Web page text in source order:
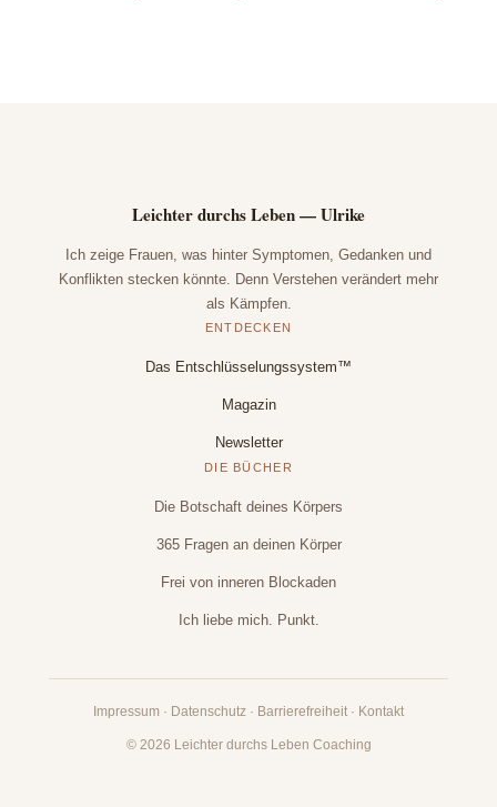
Leichter durchs Leben — Ulrike
Ich zeige Frauen, was hinter Symptomen, Gedanken und
Konflikten stecken könnte. Denn Verstehen verändert mehr
als Kämpfen.
ENTDECKEN
Das Entschlüsselungssystem™
Magazin
Newsletter
DIE BÜCHER
Die Botschaft deines Körpers
365 Fragen an deinen Körper
Frei von inneren Blockaden
Ich liebe mich. Punkt.
Impressum · Datenschutz · Barrierefreiheit · Kontakt
© 2026 Leichter durchs Leben Coaching